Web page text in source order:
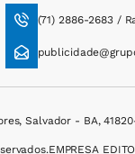
(71) 2886-2683 /
Salvador - BA,
EMPRESA